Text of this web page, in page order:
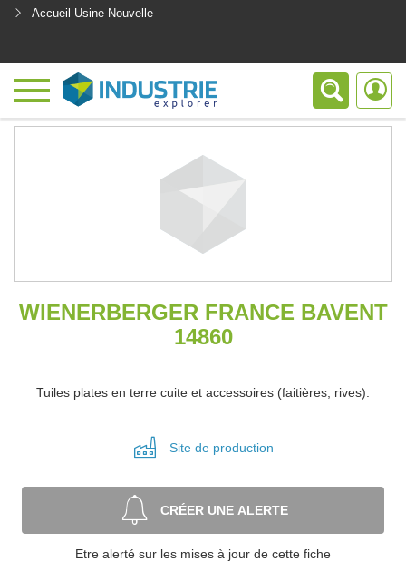
Accueil Usine Nouvelle
WIENERBERGER FRANCE BAVENT
14860
Tuiles plates en terre cuite et accessoires (faitières, rives).
Site de production
CRÉER UNE ALERTE
Etre alerté sur les mises à jour de cette fiche